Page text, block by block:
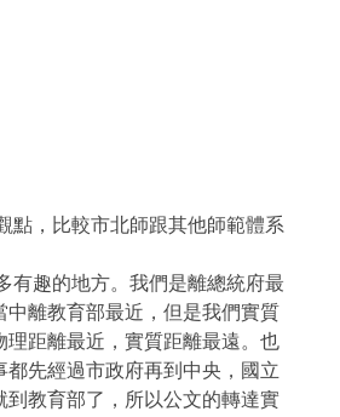
點，比較市北師跟其他師範體系
有趣的地方。我們是離總統府最
中離教育部最近，但是我們實質
理距離最近，實質距離最遠。也
都先經過市政府再到中央，國立
到教育部了，所以公文的轉達實